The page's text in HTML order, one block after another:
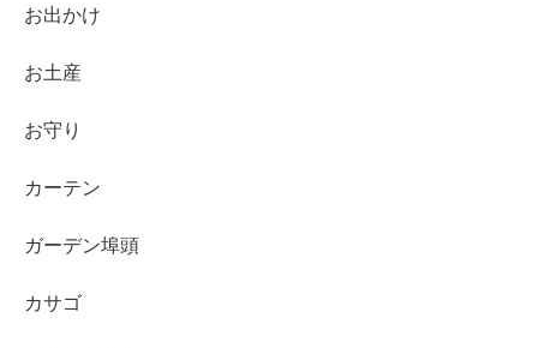
お出かけ
お土産
お守り
カーテン
ガーデン埠頭
カサゴ